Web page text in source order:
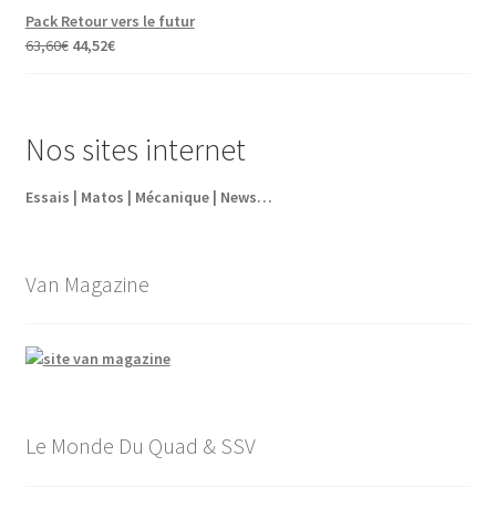
initial
était :
5,95€.
est :
Pack Retour vers le futur
63,60€ Le
63,60€.
44,52€Le
44,52€.
Nos sites internet
Essais | Matos | Mécanique | News…
Van Magazine
Le Monde Du Quad & SSV